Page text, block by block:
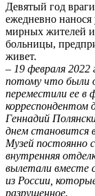
Девятый год
ежедневно нанося
мирных жителей
больницы,
живет.
– 19 февраля 2022
потому что были
переместили ее в
корреспондентом
Геннадий
днем становится
Музей постоянно
внутренняя
вылетали вместе
из России,
разрушенное.